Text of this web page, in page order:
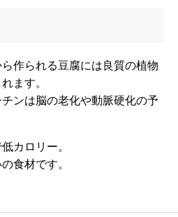
作られる豆腐には良質の植物
ます。
ンは脳の老化や動脈硬化の予
カロリー。
食材です。